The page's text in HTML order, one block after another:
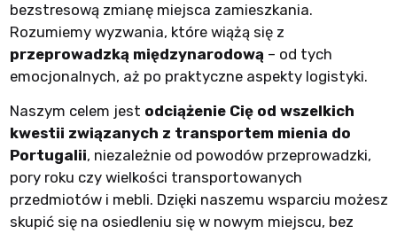
bezstresową zmianę miejsca zamieszkania.
Rozumiemy wyzwania, które wiążą się z
przeprowadzką międzynarodową – od tych
emocjonalnych, aż po praktyczne aspekty logistyki.
Naszym celem jest odciążenie Cię od wszelkich
kwestii związanych z transportem mienia do
Portugalii, niezależnie od powodów przeprowadzki,
pory roku czy wielkości transportowanych
przedmiotów i mebli. Dzięki naszemu wsparciu możesz
skupić się na osiedleniu się w nowym miejscu, bez